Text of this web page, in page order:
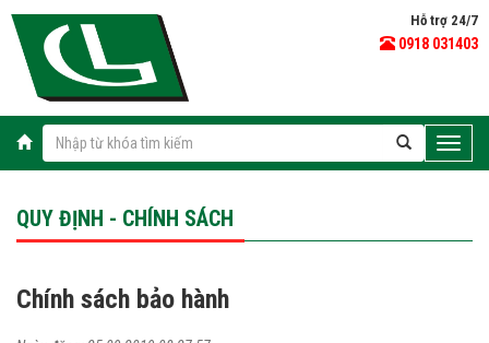
Hỗ trợ 24/7
0918 031403
Toggle
QUY ĐỊNH - CHÍNH SÁCH
Chính sách bảo hành